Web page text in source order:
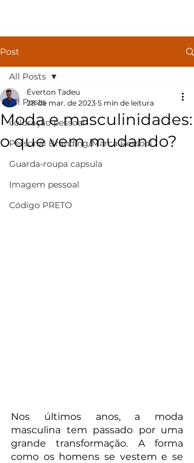
Post
All Posts
coloração pessoal
Personal Branding/Marca Pessoal
Guarda-roupa capsula
Imagem pessoal
Código PRETO
All Posts
Moda e masculinidades:
o que vem mudando?
Éverton Tadeu
28 de mar. de 2023 5 min de leitura
Nos últimos anos, a moda
masculina tem passado por uma
grande transformação. A forma
como os homens se vestem e se